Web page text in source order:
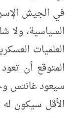
في الجيش
السياسية،
العلميات
المتوقع أن
سيعود غانتس
الأقل سيكون